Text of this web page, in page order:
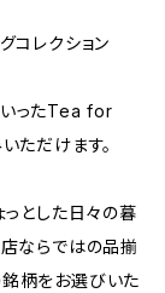
コレクション
いったTea for
ただけます。
っとした日々の暮
店ならではの品揃
柄をお選びいた